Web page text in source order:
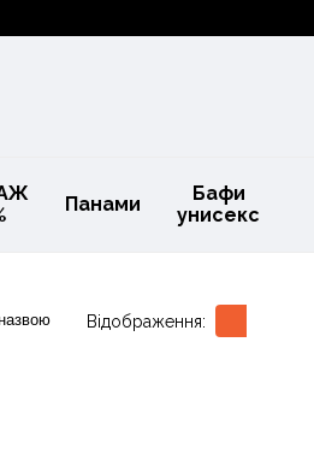
Панами
Бафи
унисекс
Відображення: